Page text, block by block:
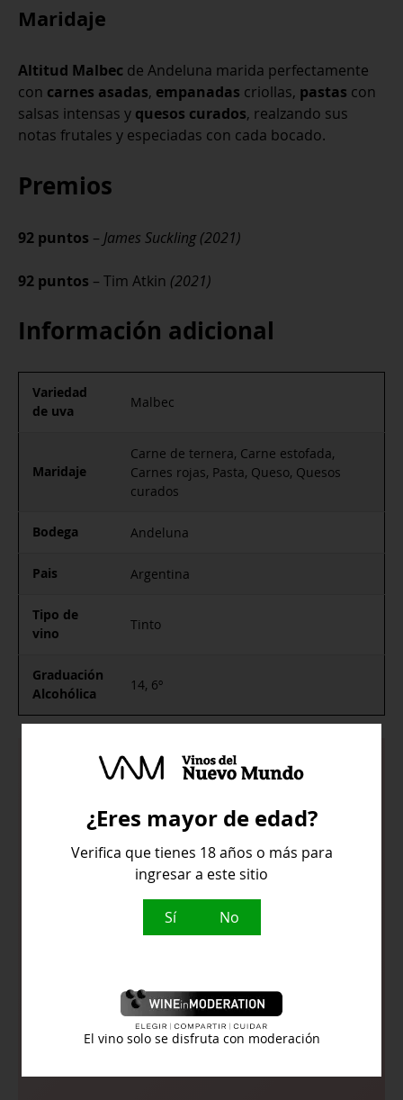
Maridaje
Altitud Malbec de Andeluna marida perfectamente
con carnes asadas, empanadas criollas, pastas con
salsas intensas y quesos curados, realzando sus
notas frutales y especiadas con cada bocado.
Premios
92 puntos – James Suckling (2021)
92 puntos – Tim Atkin (2021)
Información adicional
Variedad
de uva
Malbec
Maridaje
Carne de ternera, Carne estofada,
Carnes rojas, Pasta, Queso, Quesos
curados
Bodega Andeluna
Pais Argentina
Tipo de
vino
Tinto
Graduación
Alcohólica
14, 6º
profundidad.
En nariz amplio aroma floral,
frambuesas y fresas.
prolongado y refinado
Temperatura de servicio:16º
¿Eres mayor de edad?
Verifica que tienes 18 años o más para
ingresar a este sitio
Sí No
El vino solo se disfruta con moderación